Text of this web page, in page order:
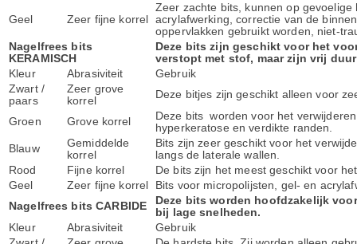
Geel Zeer fijne korrel
Zeer zachte bits, kunnen op
acrylafwerking, correctie van de
oppervlakken gebruikt worden, niet-
Nagelfrees bits
KERAMISCH
Deze bits zijn geschikt voor het
verstopt met stof, maar zijn vrij
Kleur
Abrasiviteit
Gebruik
Zwart /
paars
Zeer grove
korrel
Deze bitjes zijn geschikt alleen voor
Groen Grove korrel
Deze bits worden voor het
hyperkeratose en verdikte randen.
Blauw
Gemiddelde
korrel
Bits zijn zeer geschikt voor het
langs de laterale wallen.
Rood
Fijne korrel
De bits zijn het meest geschikt voor
Geel
Zeer fijne korrel
Bits voor micropolijsten, gel- en
Nagelfrees bits CARBIDE
Deze bits worden hoofdzakelijk
bij lage snelheden.
Kleur
Abrasiviteit
Gebruik